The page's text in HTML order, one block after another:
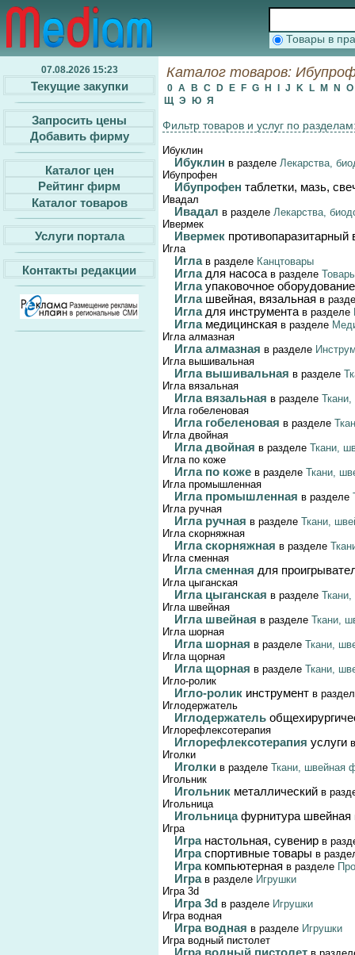
Товары в
07.08.2026 15:23
Текущие закупки
Запросить цены
Добавить фирму
Каталог цен
Рейтинг фирм
Каталог товаров
Услуги портала
Контакты редакции
Каталог товаров:
0 A B C D E F G H J K L M N
O
Щ Э Ю Я
Фильтр товаров и услуг по
Ибуклин
Ибуклин в разделе Лекарства,
Ибупрофен
Ибупрофен таблетки, мазь,
Ивадал
Ивадал в разделе Лекарства,
Ивермек
Ивермек противопаразитарный
Игла
Игла в разделе Канцтовары
Игла для насосав разделе
Иглаупаковочное оборудование
Игла швейная, вязальная в
Игла для инструментав разделе
Игла медицинская в разделе
Игла алмазная
Игла алмазная в разделе
Игла вышивальная
Игла вышивальная в разделе
Игла вязальная
Игла вязальная в разделе
Игла гобеленовая
Игла гобеленовая в разделе
Игла двойная
Игла двойная в разделе Ткани,
Игла по коже
Игла по коже в разделе Ткани,
Игла промышленная
Игла промышленная в разделе
Игла ручная
Игла ручная в разделе Ткани,
Игла скорняжная
Игла скорняжная в разделе
Игла сменная
Игла сменная для
Игла цыганская
Игла цыганская в разделе
Игла швейная
Игла швейная в разделе Ткани,
Игла шорная
Игла шорная в разделе Ткани,
Игла щорная
Игла щорная в разделе Ткани,
Игло-ролик
Игло-ролик инструмент в
Иглодержатель
Иглодержатель
Иглорефлексотерапия
Иглорефлексотерапия услуги
Иголки
Иголки в разделе Ткани, швейная
Игольник
Игольник металлический в
Игольница
Игольницафурнитура швейная
Игра
Игра настольная, сувенир в
Играспортивные товары в
Игра компьютерная в разделе
Игра в разделе Игрушки
Игра 3d
Игра 3d в разделе Игрушки
Игра водная
Игра водная в разделе Игрушки
Игра водный пистолет